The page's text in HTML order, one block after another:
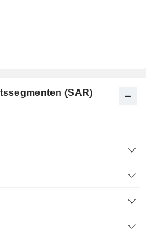
(SAR)